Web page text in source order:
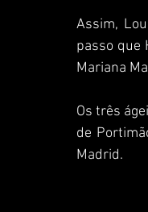
Assim,
passo que
Mariana
Os três
de
Madrid.